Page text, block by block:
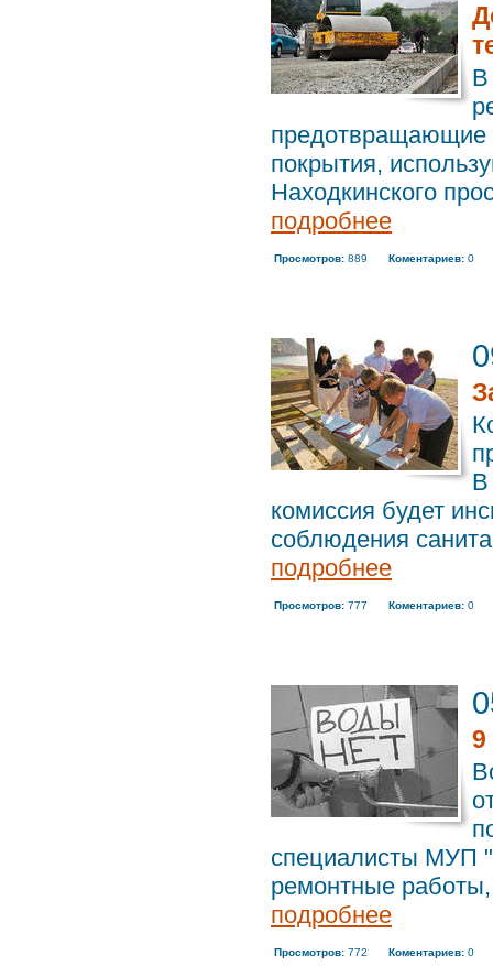
В
предотвращающие
покрытия,
Находкинского
подробнее
Просмотров: 889 Коментариев: 0
В
комиссия будет
соблюдения
подробнее
Просмотров: 777 Коментариев: 0
9
специалисты МУП
ремонтные
подробнее
Просмотров: 772 Коментариев: 0